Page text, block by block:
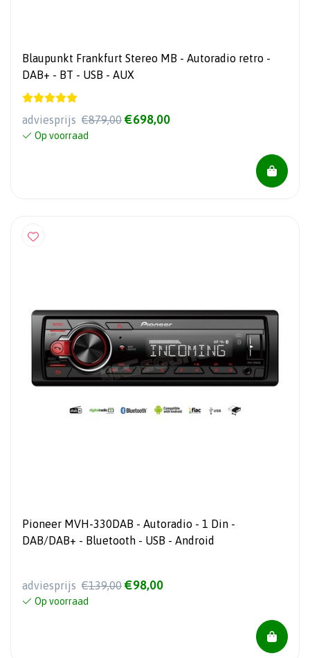
Blaupunkt Frankfurt Stereo MB - Autoradio retro -
DAB+ - BT - USB - AUX
adviesprijs €879,00 €698,00
Op voorraad
Pioneer MVH-330DAB - Autoradio - 1 Din -
DAB/DAB+ - Bluetooth - USB - Android
adviesprijs €139,00 €98,00
Op voorraad